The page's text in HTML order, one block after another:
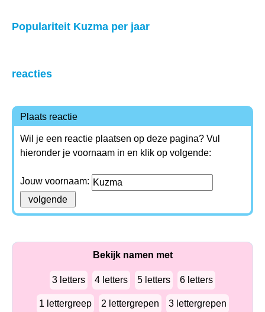
Populariteit Kuzma per jaar
reacties
Plaats reactie
Wil je een reactie plaatsen op deze pagina? Vul
hieronder je voornaam in en klik op volgende:
Jouw voornaam:
Bekijk namen met
3 letters 4 letters 5 letters 6 letters
1 lettergreep 2 lettergrepen 3 lettergrepen